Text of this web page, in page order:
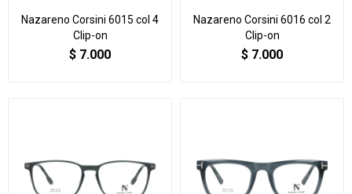
Nazareno Corsini 6015 col 4
Clip-on
$ 7.000
Nazareno Corsini 6016 col 2
Clip-on
$ 7.000